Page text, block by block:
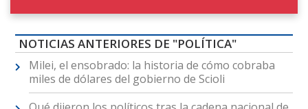
NOTICIAS ANTERIORES DE "POLÍTICA"
Milei, el ensobrado: la historia de cómo cobraba
miles de dólares del gobierno de Scioli